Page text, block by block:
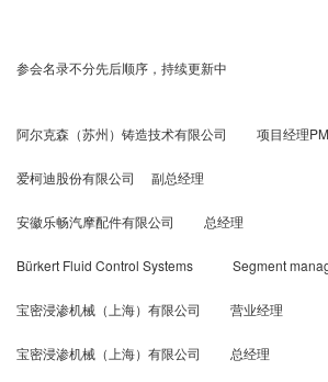
参会名录不分先后顺序，持续更新中
阿尔克森（苏州）铸造技术有限公司 项目经理
爱柯迪股份有限公司 副总经理
安徽乐畅汽摩配件有限公司 总经理
Bürkert Fluid Control Systems Segment
宝密浸渗机械（上海）有限公司 营业经理
宝密浸渗机械（上海）有限公司 总经理